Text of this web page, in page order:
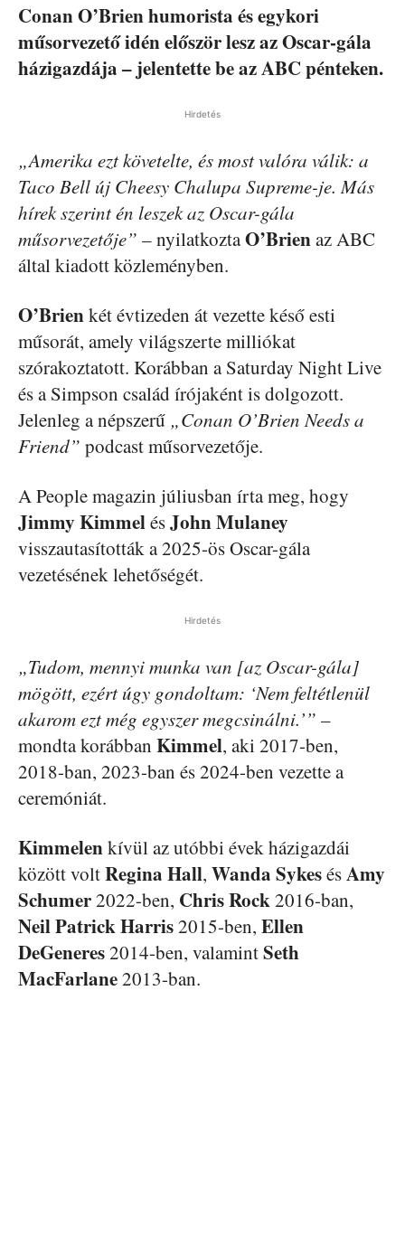
Conan O’Brien humorista és egykori
műsorvezető idén először lesz az Oscar-gála
házigazdája – jelentette be az ABC pénteken.
Hirdetés
„Amerika ezt követelte, és most valóra válik: a
Taco Bell új Cheesy Chalupa Supreme-je. Más
hírek szerint én leszek az Oscar-gála
műsorvezetője” – nyilatkoztaO’Brienaz ABC
által kiadott közleményben.
O’Brienkét évtizeden át vezette késő esti
műsorát, amely világszerte milliókat
szórakoztatott. Korábban a Saturday Night Live
és a Simpson család írójaként is dolgozott.
Jelenleg a népszerű „Conan O’Brien Needs a
Friend” podcast műsorvezetője.
A People magazin júliusban írta meg, hogy
Jimmy KimmelésJohn Mulaney
visszautasították a 2025-ös Oscar-gála
vezetésének lehetőségét.
Hirdetés
„Tudom, mennyi munka van [az Oscar-gála]
mögött, ezért úgy gondoltam: ‘Nem feltétlenül
akarom ezt még egyszer megcsinálni.’” –
mondta korábban Kimmel, aki 2017-ben,
2018-ban, 2023-ban és 2024-ben vezette a
ceremóniát.
Kimmelenkívül az utóbbi évek házigazdái
között voltRegina Hall, Wanda SykesésAmy
Schumer2022-ben, Chris Rock2016-ban,
Neil Patrick Harris2015-ben, Ellen
DeGeneres2014-ben, valamintSeth
MacFarlane2013-ban.